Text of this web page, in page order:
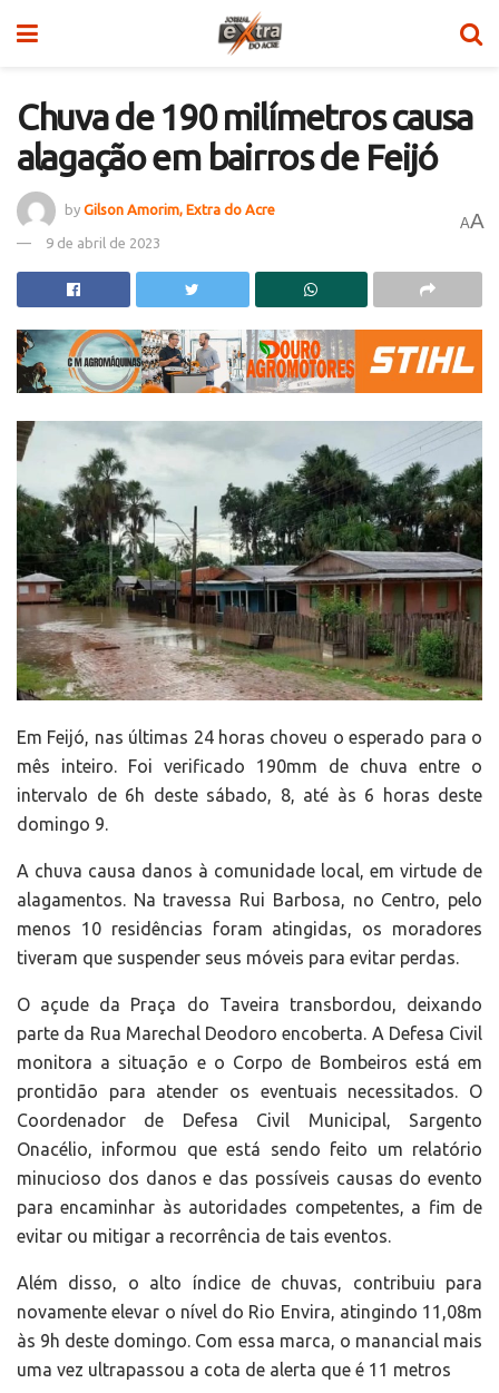
Chuva de 190 milímetros causa
alagação em bairros de Feijó
by Gilson Amorim, Extra do Acre
9 de abril de 2023
AA
Em Feijó, nas últimas 24 horas choveu o esperado para o
mês inteiro. Foi verificado 190mm de chuva entre o
intervalo de 6h deste sábado, 8, até às 6 horas deste
domingo 9.
A chuva causa danos à comunidade local, em virtude de
alagamentos. Na travessa Rui Barbosa, no Centro, pelo
menos 10 residências foram atingidas, os moradores
tiveram que suspender seus móveis para evitar perdas.
O açude da Praça do Taveira transbordou, deixando
parte da Rua Marechal Deodoro encoberta. A Defesa Civil
monitora a situação e o Corpo de Bombeiros está em
prontidão para atender os eventuais necessitados. O
Coordenador de Defesa Civil Municipal, Sargento
Onacélio, informou que está sendo feito um relatório
minucioso dos danos e das possíveis causas do evento
para encaminhar às autoridades competentes, a fim de
evitar ou mitigar a recorrência de tais eventos.
Além disso, o alto índice de chuvas, contribuiu para
novamente elevar o nível do Rio Envira, atingindo 11,08m
às 9h deste domingo. Com essa marca, o manancial mais
uma vez ultrapassou a cota de alerta que é 11 metros